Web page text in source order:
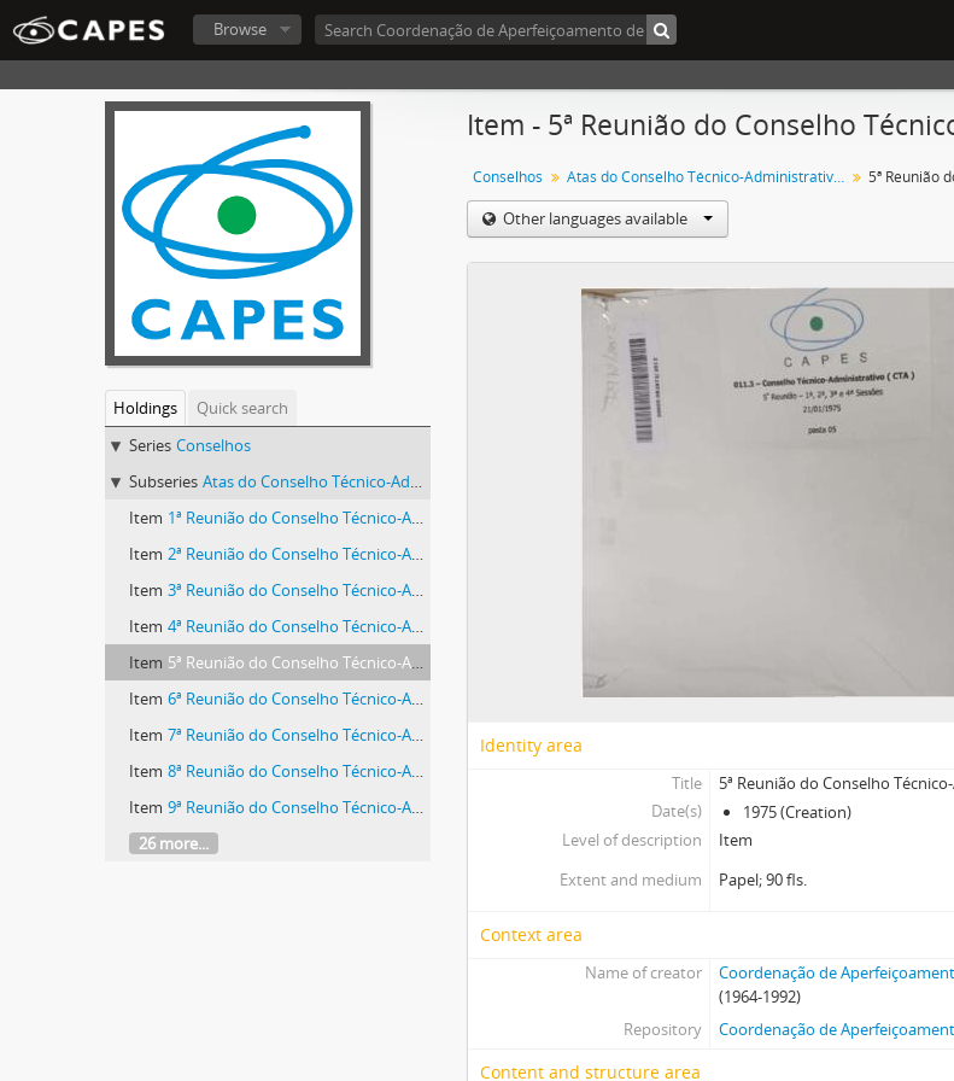
Browse
Holdings
Quick search
Series Conselhos
Subseries Atas do Conselho Técnico-Administrativo (CTA) 1974-1981
Item 1ª Reunião do Conselho Técnico-Administrativo
Item 2ª Reunião do Conselho Técnico-Administrativo
Item 3ª Reunião do Conselho Técnico-Administrativo
Item 4ª Reunião do Conselho Técnico-Administrativo
Item 5ª Reunião do Conselho Técnico-Administrativo
Item 6ª Reunião do Conselho Técnico-Administrativo
Item 7ª Reunião do Conselho Técnico-Administrativo
Item 8ª Reunião do Conselho Técnico-Administrativo
Item 9ª Reunião do Conselho Técnico-Administrativo
26 more...
Item - 5ª Reunião do Conselho
Conselhos Atas do Conselho Técnico-Administrativo (CTA) 1974-1981
Other languages available
Identity area
Title
5ª Reunião do Conselho
Date(s)
1975 (Creation)
Level of description
Item
Extent and medium
Papel; 90 fls.
Context area
Name of creator
Coordenação de
(1964-1992)
Repository
Coordenação de
Content and structure area